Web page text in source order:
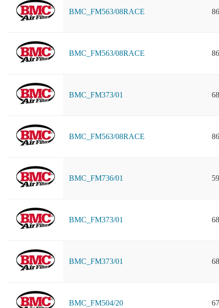
BMC_FM563/08RACE
BMC_FM563/08RACE
BMC_FM373/01
BMC_FM563/08RACE
BMC_FM736/01
BMC_FM373/01
BMC_FM373/01
BMC_FM504/20